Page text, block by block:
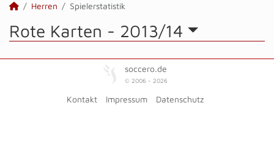
Herren Spielerstatistik
Rote Karten - 2013/14
soccero.de
© 2006 - 2026
Kontakt Impressum Datenschutz